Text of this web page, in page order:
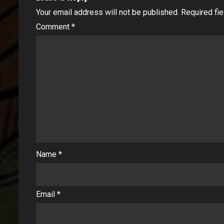
Your email address will not be published. Required
Comment *
Name *
Email *